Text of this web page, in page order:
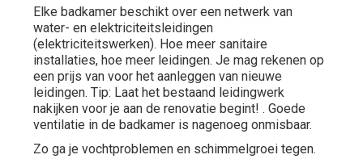
Elke badkamer beschikt over een netwerk van
water- en elektriciteitsleidingen
(elektriciteitswerken). Hoe meer sanitaire
installaties, hoe meer leidingen. Je mag rekenen op
een prijs van voor het aanleggen van nieuwe
leidingen. Tip: Laat het bestaand leidingwerk
nakijken voor je aan de renovatie begint! . Goede
ventilatie in de badkamer is nagenoeg onmisbaar.
Zo ga je vochtproblemen en schimmelgroei tegen.